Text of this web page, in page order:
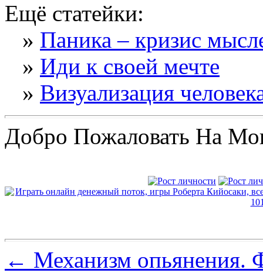
Ещё статейки:
» Паника – кризис
» Иди к своей мечте
» Визуализация
Добро Пожаловать На
← Механизм опьянения.